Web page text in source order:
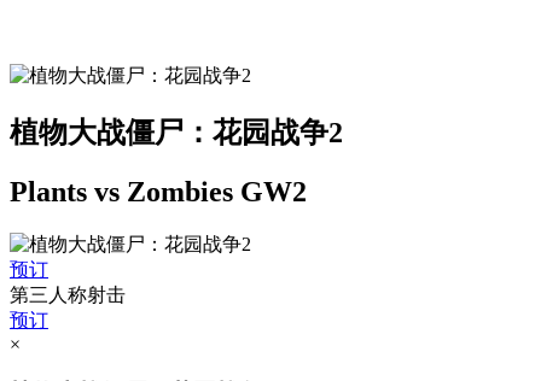
植物大战僵尸：花园战争2
Plants vs Zombies GW2
预订
第三人称射击
预订
×